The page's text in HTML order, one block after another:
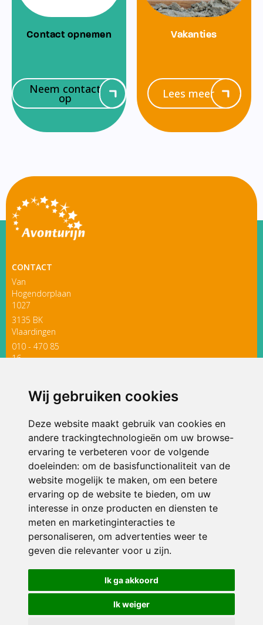
Wij gebruiken cookies
Deze website maakt gebruik van cookies en
andere trackingtechnologieën om uw browse-
ervaring te verbeteren voor de volgende
doeleinden: om de basisfunctionaliteit van de
website mogelijk te maken, om een betere
ervaring op de website te bieden, om uw
interesse in onze producten en diensten te
meten en marketinginteracties te
personaliseren, om advertenties weer te
geven die relevanter voor u zijn.
Ik ga akkoord
Ik weiger
Contact opnemen
Neem contact
op
Vakanties
Lees meer
CONTACT
Van
Hogendorplaan
1027
3135 BK
Vlaardingen
010 - 470 85
16
ONDERDEEL VAN
© 2026 Avonturijn | Alle rechten voorbehouden
Privacy policy|Disclaimer| Klachtenregeling|RSIN en Anbi
voorkeuren
Crealisatie The MindOffice